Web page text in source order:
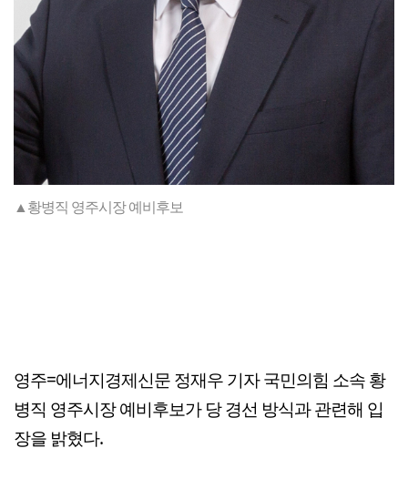
▲황병직 영주시장 예비후보
영주=에너지경제신문 정재우 기자 국민의힘 소속 황
병직 영주시장 예비후보가 당 경선 방식과 관련해 입
장을 밝혔다.